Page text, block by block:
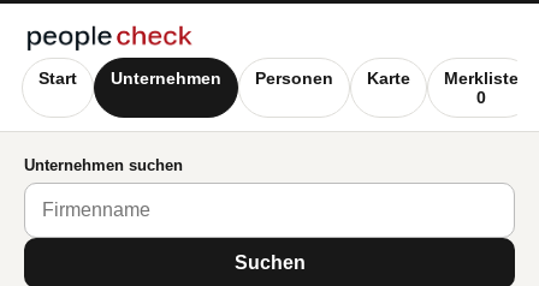
Start Unternehmen Personen Karte
Merkliste
0
Unternehmen suchen
Suchen